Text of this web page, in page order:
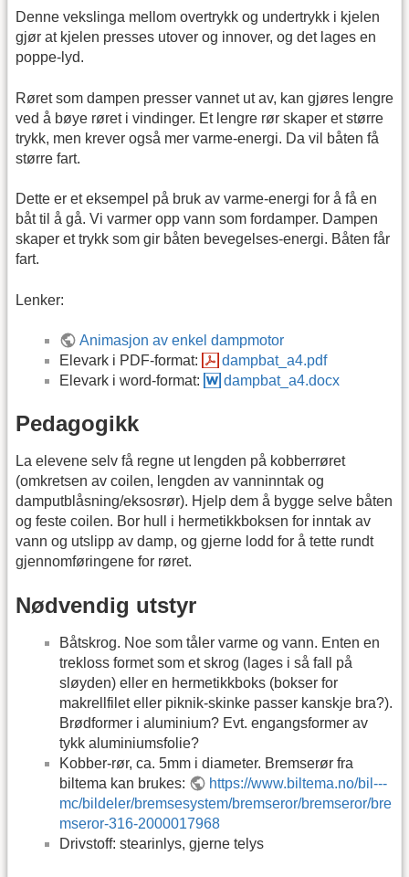
Denne vekslinga mellom overtrykk og undertrykk i kjelen
gjør at kjelen presses utover og innover, og det lages en
poppe-lyd.
Røret som dampen presser vannet ut av, kan gjøres lengre
ved å bøye røret i vindinger. Et lengre rør skaper et større
trykk, men krever også mer varme-energi. Da vil båten få
større fart.
Dette er et eksempel på bruk av varme-energi for å få en
båt til å gå. Vi varmer opp vann som fordamper. Dampen
skaper et trykk som gir båten bevegelses-energi. Båten får
fart.
Lenker:
Animasjon av enkel dampmotor
Elevark i PDF-format:
dampbat_a4.pdf
Elevark i word-format:
dampbat_a4.docx
Pedagogikk
La elevene selv få regne ut lengden på kobberrøret
(omkretsen av coilen, lengden av vanninntak og
damputblåsning/eksosrør). Hjelp dem å bygge selve båten
og feste coilen. Bor hull i hermetikkboksen for inntak av
vann og utslipp av damp, og gjerne lodd for å tette rundt
gjennomføringene for røret.
Nødvendig utstyr
Båtskrog. Noe som tåler varme og vann. Enten en
trekloss formet som et skrog (lages i så fall på
sløyden) eller en hermetikkboks (bokser for
makrellfilet eller piknik-skinke passer kanskje bra?).
Brødformer i aluminium? Evt. engangsformer av
tykk aluminiumsfolie?
Kobber-rør, ca. 5mm i diameter. Bremserør fra
biltema kan brukes:
https://www.biltema.no/bil---
mc/bildeler/bremsesystem/bremseror/bremseror/bre
mseror-316-2000017968
Drivstoff: stearinlys, gjerne telys